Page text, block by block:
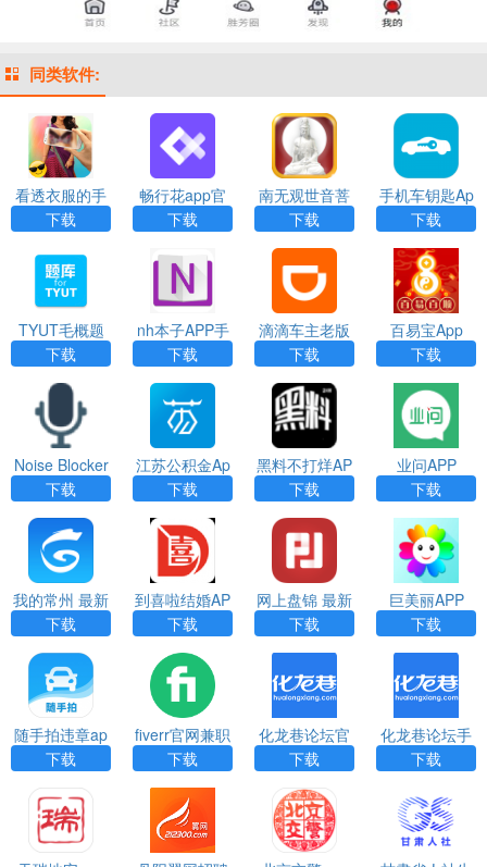
同类软件:
看透衣服的手
机相机app下
载
下载
畅行花app官
方最新版
下载
南无观世音菩
萨App
下载
手机车钥匙Ap
p
下载
TYUT毛概题
库App
下载
nh本子APP手
机版
下载
滴滴车主老版
本APP
下载
百易宝App
下载
Noise Blocker
（麦克风降噪
软件）
下载
江苏公积金Ap
p下载
下载
黑料不打烊AP
P
下载
业问APP
下载
我的常州 最新
版APP
下载
到喜啦结婚AP
P
下载
网上盘锦 最新
版APP
下载
巨美丽APP
下载
随手拍违章ap
p官方下载
下载
fiverr官网兼职
中国版
下载
化龙巷论坛官
网版下载
下载
化龙巷论坛手
机版
下载